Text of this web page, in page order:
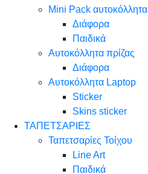
Mini Pack αυτοκόλλητα
Διάφορα
Παιδικά
Αυτοκόλλητα πρίζας
Διάφορα
Αυτοκόλλητα Laptop
Sticker
Skins sticker
ΤΑΠΕΤΣΑΡΙΕΣ
Ταπετσαρίες Τοίχου
Line Art
Παιδικά